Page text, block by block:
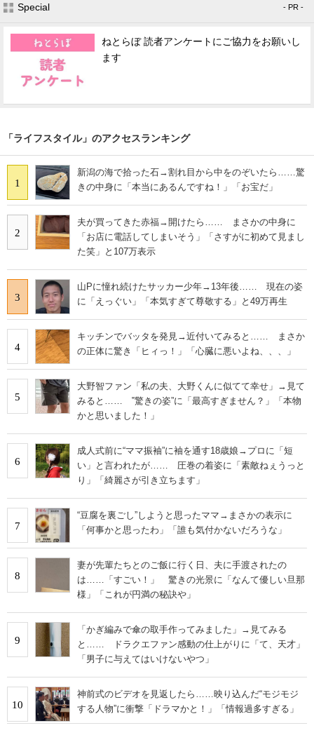
Special - PR -
ねとらぼ 読者アンケートにご協力をお願いし
ます
「ライフスタイル」のアクセスランキング
1
新潟の海で拾った石→割れ目から中をのぞいたら……驚
きの中身に「本当にあるんですね！」「お宝だ」
2
夫が買ってきた赤福→開けたら…… まさかの中身に
「お店に電話してしまいそう」「さすがに初めて見まし
た笑」と107万表示
3
山Pに憧れ続けたサッカー少年→13年後…… 現在の姿
に「えっぐい」「本気すぎて尊敬する」と49万再生
4
キッチンでバッタを発見→近付いてみると…… まさか
の正体に驚き「ヒィっ！」「心臓に悪いよね、、、」
5
大野智ファン「私の夫、大野くんに似てて幸せ」→見て
みると…… ‟驚きの姿”に「最高すぎません？」「本物
かと思いました！」
6
成人式前に“ママ振袖”に袖を通す18歳娘→プロに「短
い」と言われたが…… 圧巻の着姿に「素敵ねぇうっと
り」「綺麗さが引き立ちます」
7
“豆腐を裏ごし”しようと思ったママ→まさかの表示に
「何事かと思ったわ」「誰も気付かないだろうな」
8
妻が先輩たちとのご飯に行く日、夫に手渡されたの
は……「すごい！」 驚きの光景に「なんて優しい旦那
様」「これが円満の秘訣や」
9
「かぎ編みで傘の取手作ってみました」→見てみる
と…… ドラクエファン感動の仕上がりに「て、天才」
「男子に与えてはいけないやつ」
10
神前式のビデオを見返したら……映り込んだ“モジモジ
する人物”に衝撃「ドラマかと！」「情報過多すぎる」